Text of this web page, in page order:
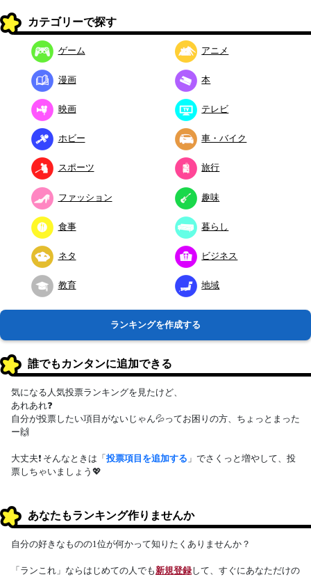
カテゴリーで探す
ゲーム アニメ
漫画 本
映画 テレビ
ホビー 車・バイク
スポーツ 旅行
ファッション 趣味
食事 暮らし
ネタ ビジネス
教育 地域
ランキングを作成する
誰でもカンタンに追加できる
気になる人気投票ランキングを見たけど、
あれあれ❓
自分が投票したい項目がないじゃん💦ってお困りの方、ちょっとまった
ー🙌
大丈夫❗ そんなときは「投票項目を追加する 」でさくっと増やして、投
票しちゃいましょう💖
あなたもランキング作りませんか
自分の好きなものの1位が何かって知りたくありませんか？
「ランこれ」ならはじめての人でも新規登録して、すぐにあなただけの